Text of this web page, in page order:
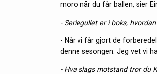
moro når du får ballen, sier
- Seriegullet er i boks,
- Når vi får gjort de
denne sesongen. Jeg vet vi
- Hva slags motstand tror du